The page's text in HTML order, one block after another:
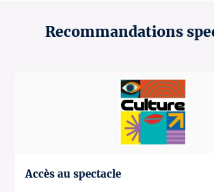
Recommandations
Accès au spectacle